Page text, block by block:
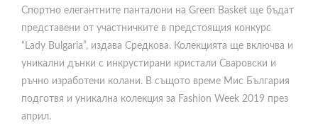
Спортно елегантните панталони на Green Bаsket ще бъдат
представени от участничките в предстоящия конкурс
“Lady Bulgaria”, издава Средкова. Колекцията ще включва и
уникални дънки с инкрустирани кристали Сваровски и
ръчно изработени колани. В същото време Мис България
подготвя и уникална колекция за Fashion Week 2019 през
април.